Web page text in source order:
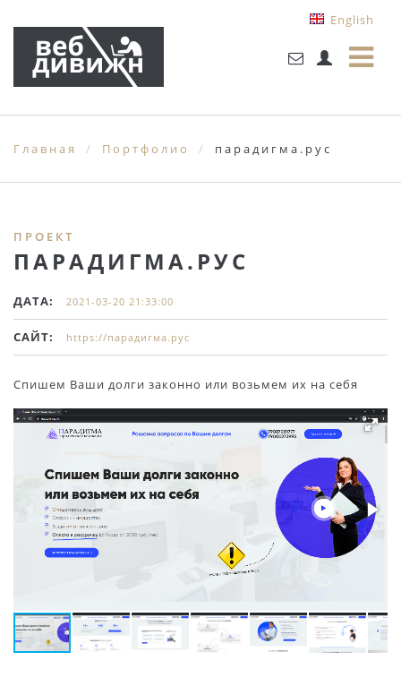
English
Главная Портфолио парадигма.рус
ПРОЕКТ
ПАРАДИГМА.РУС
ДАТА: 2021-03-20 21:33:00
САЙТ: https://парадигма.рус
Спишем Ваши долги законно или возьмем их на себя